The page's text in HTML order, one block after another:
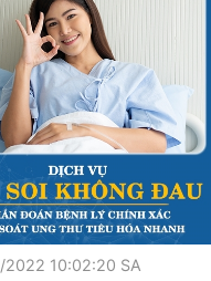
10:02:20 SA